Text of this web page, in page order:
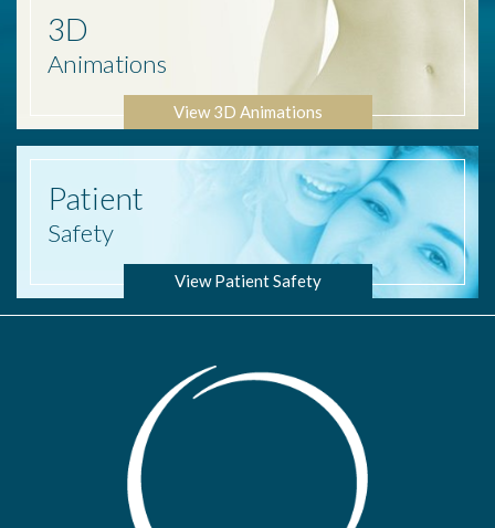
3D
Animations
View 3D Animations
Patient
Safety
View Patient Safety